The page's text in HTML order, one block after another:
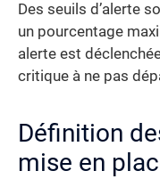
Des seuils d’alerte
un pourcentage
alerte est
critique à ne pas
Définition
mise en